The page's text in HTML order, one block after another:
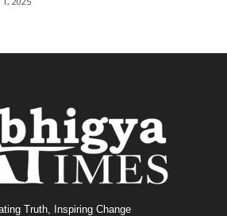
Truth, Inspiring Change